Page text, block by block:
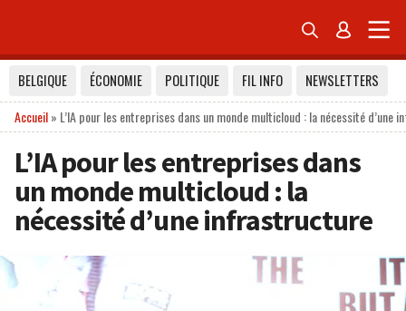
 
BELGIQUE ÉCONOMIE POLITIQUE FIL INFO
NEWSLETTERS
Accueil» L’IA pour les entreprises dans un monde multicloud : la nécessité d’une
L’IA pour les entreprises dans
un monde multicloud : la
nécessité d’une infrastructure